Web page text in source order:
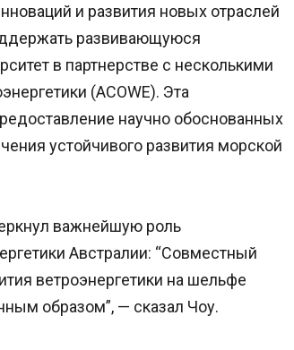
и развития новых отраслей
развивающуюся
в партнерстве с несколькими
(ACOWE). Эта
научно обоснованных
устойчивого развития морской
важнейшую роль
Австралии: “Совместный
ветроэнергетики на шельфе
образом”, — сказал Чоу.